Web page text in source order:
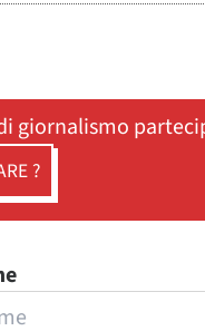
giornalismo
?